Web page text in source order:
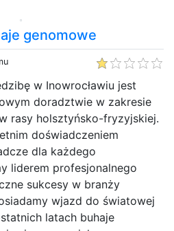
genomowe
w Inowrocławiu jest
doradztwie w zakresie
rasy holsztyńsko-fryzyjskiej.
doświadczeniem
dla każdego
liderem profesjonalnego
sukcesy w branży
wjazd do światowej
latach buhaje